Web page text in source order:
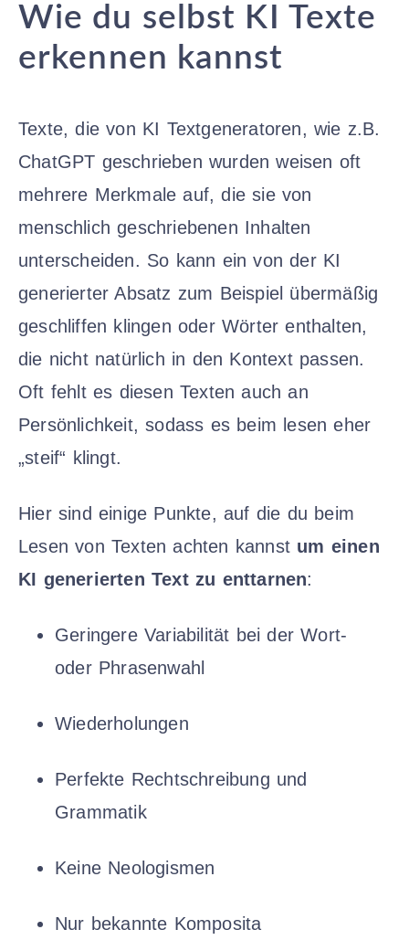
Wie du selbst KI Texte
erkennen kannst
Texte, die von KI Textgeneratoren, wie z.B.
ChatGPT geschrieben wurden weisen oft
mehrere Merkmale auf, die sie von
menschlich geschriebenen Inhalten
unterscheiden. So kann ein von der KI
generierter Absatz zum Beispiel übermäßig
geschliffen klingen oder Wörter enthalten,
die nicht natürlich in den Kontext passen.
Oft fehlt es diesen Texten auch an
Persönlichkeit, sodass es beim lesen eher
„steif“ klingt.
Hier sind einige Punkte, auf die du beim
Lesen von Texten achten kannst um einen
KI generierten Text zu enttarnen:
Geringere Variabilität bei der Wort-
oder Phrasenwahl
Wiederholungen
Perfekte Rechtschreibung und
Grammatik
Keine Neologismen
Nur bekannte Komposita